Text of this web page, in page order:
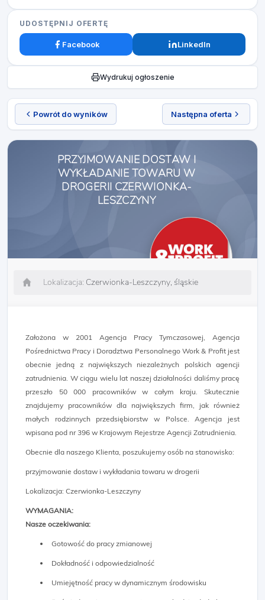
Powrót do wyników Następna oferta
PRZYJMOWANIE DOSTAW I
WYKŁADANIE TOWARU W
DROGERII CZERWIONKA-
LESZCZYNY
Lokalizacja: Czerwionka-Leszczyny, śląskie
Założona w 2001 Agencja Pracy Tymczasowej, Agencja
Pośrednictwa Pracy i Doradztwa Personalnego Work & Profit jest
obecnie jedną z największych niezależnych polskich agencji
zatrudnienia. W ciągu wielu lat naszej działalności daliśmy pracę
przeszło 50 000 pracowników w całym kraju. Skutecznie
znajdujemy pracowników dla największych firm, jak również
małych rodzinnych przedsiębiorstw w Polsce. Agencja jest
wpisana pod nr 396 w Krajowym Rejestrze Agencji Zatrudnienia.
Obecnie dla naszego Klienta, poszukujemy osób na stanowisko:
przyjmowanie dostaw i wykładania towaru w drogerii
Lokalizacja: Czerwionka-Leszczyny
WYMAGANIA:
Nasze oczekiwania:
Gotowość do pracy zmianowej
Dokładność i odpowiedzialność
Umiejętność pracy w dynamicznym środowisku
UDOSTĘPNIJ OFERTĘ
Facebook LinkedIn
Wydrukuj ogłoszenie